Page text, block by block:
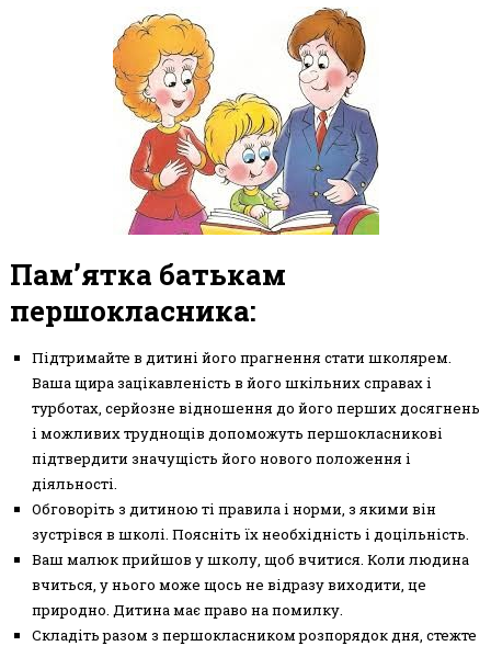
Пам’ятка батькам
першокласника:
Підтримайте в дитині його прагнення стати школярем.
Ваша щира зацікавленість в його шкільних справах і
турботах, серйозне відношення до його перших досягнень
і можливих труднощів допоможуть першокласникові
підтвердити значущість його нового положення і
діяльності.
Обговоріть з дитиною ті правила і норми, з якими він
зустрівся в школі. Поясніть їх необхідність і доцільність.
Ваш малюк прийшов у школу, щоб вчитися. Коли людина
вчиться, у нього може щось не відразу виходити, це
природно. Дитина має право на помилку.
Складіть разом з першокласником розпорядок дня, стежте